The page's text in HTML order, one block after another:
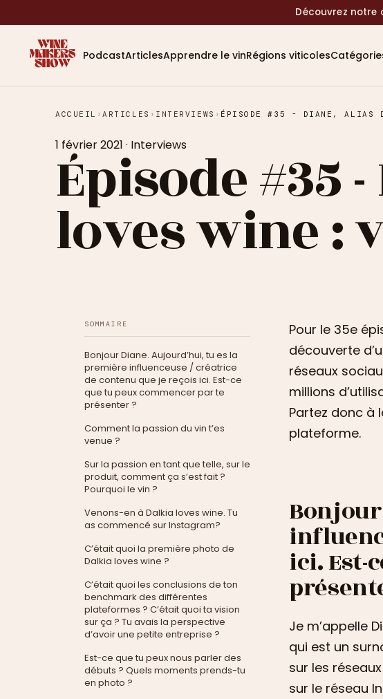
Découvrez notre
PodcastArticlesApprendre le vinRégions viticoles
ACCUEIL ›ARTICLES › INTERVIEWS ›
1 février 2021 · Interviews
Épisode #35
loves wine :
SOMMAIRE
Bonjour Diane. Aujourd’hui, tu es la
première influenceuse / créatrice
de contenu que je reçois ici. Est-ce
que tu peux commencer par te
présenter ?
Comment la passion du vin t’es
venue ?
Sur la passion en tant que telle, sur le
produit, comment ça s’est fait ?
Pourquoi le vin ?
Venons-en à Dalkia loves wine. Tu
as commencé sur Instagram?
C’était quoi la première photo de
Dalkia loves wine ?
C’était quoi les conclusions de ton
benchmark des différentes
plateformes ? C’était quoi ta vision
sur ça ? Tu avais la perspective
d’avoir une petite entreprise ?
Est-ce que tu peux nous parler des
débuts ? Quels moments prends-tu
en photo ?
Pour le 35e
découverte
réseaux
millions
Partez donc à
plateforme.
ici. Est-
Je m’appelle
qui est un
sur les
sur le réseau